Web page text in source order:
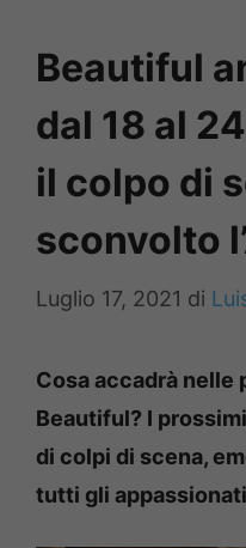
Beautiful
dal 18 al
il colpo di
sconvolto
Luglio 17, 2021 di
Cosa accadrà nelle
Beautiful? I
di colpi di scena,
tutti gli